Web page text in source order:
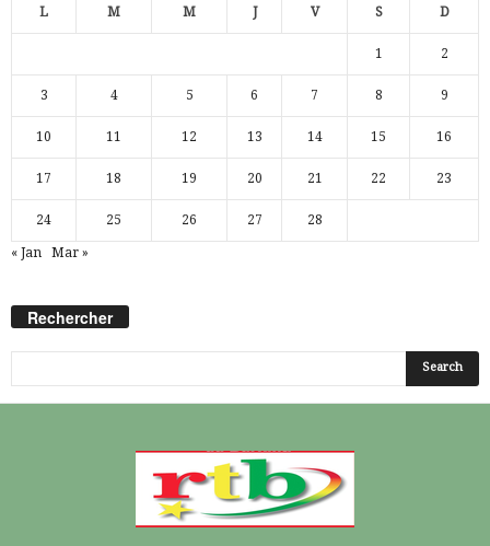
L M M J V S D
1 2
3 4 5 6 7 8 9
10 11 12 13 14 15 16
17 18 19 20 21 22 23
24 25 26 27 28
« Jan Mar »
Rechercher